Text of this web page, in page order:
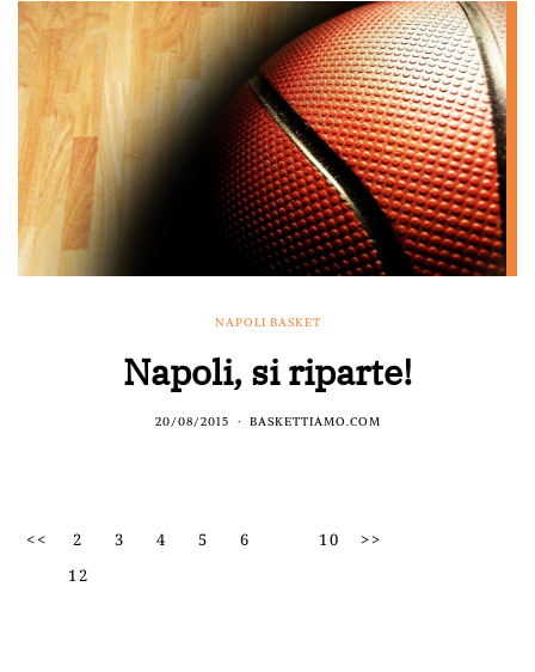
NAPOLI BASKET
Napoli, si riparte!
20/08/2015 BASKETTIAMO.COM
<< 2 3 4 5 6 10
>>
12